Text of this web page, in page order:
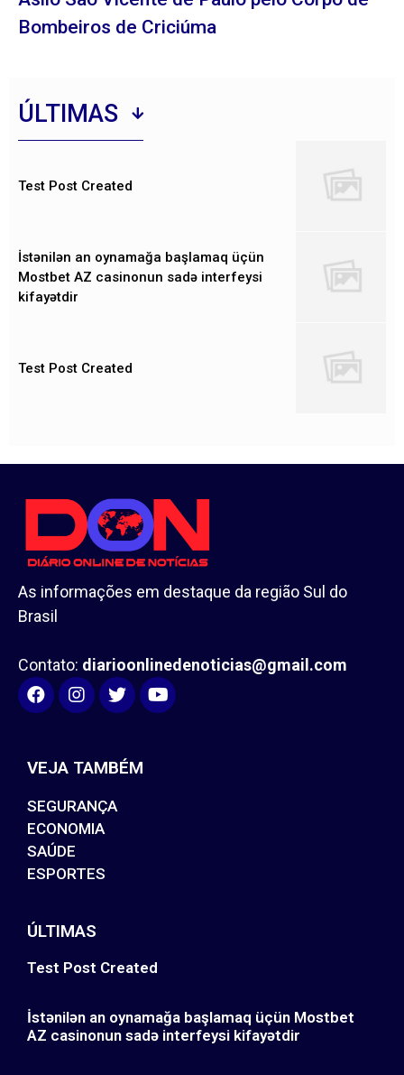
Bombeiros de Criciúma
ÚLTIMAS
Test Post Created
İstənilən an oynamağa başlamaq üçün
Mostbet AZ casinonun sadə interfeysi
kifayətdir
Test Post Created
As informações em destaque da região Sul do
Brasil
Contato: diarioonlinedenoticias@gmail.com
VEJA TAMBÉM
SEGURANÇA
ECONOMIA
SAÚDE
ESPORTES
ÚLTIMAS
Test Post Created
İstənilən an oynamağa başlamaq üçün Mostbet
AZ casinonun sadə interfeysi kifayətdir